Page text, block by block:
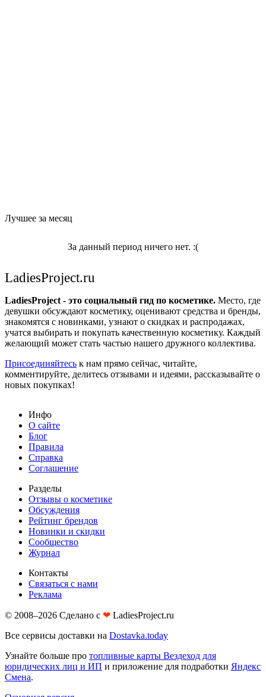
Лучшее за месяц
За данный период ничего нет. :(
LadiesProject.ru
LadiesProject - это социальный гид по косметике. Место, где
девушки обсуждают косметику, оценивают средства и бренды,
знакомятся с новинками, узнают о скидках и распродажах,
учатся выбирать и покупать качественную косметику. Каждый
желающий может стать частью нашего дружного коллектива.
Присоединяйтесь к нам прямо сейчас, читайте,
комментируйте, делитесь отзывами и идеями, рассказывайте о
новых покупках!
Инфо
О сайте
Блог
Правила
Справка
Соглашение
Разделы
Отзывы о косметике
Обсуждения
Рейтинг брендов
Новинки и скидки
Сообщество
Журнал
Контакты
Связаться с нами
Реклама
© 2008–2026 Сделано с ❤︎ LadiesProject.ru
Все сервисы доставки на Dostavka.today
Узнайте больше про топливные карты Вездеход для
юридических лиц и ИП и приложение для подработки Яндекс
Смена.